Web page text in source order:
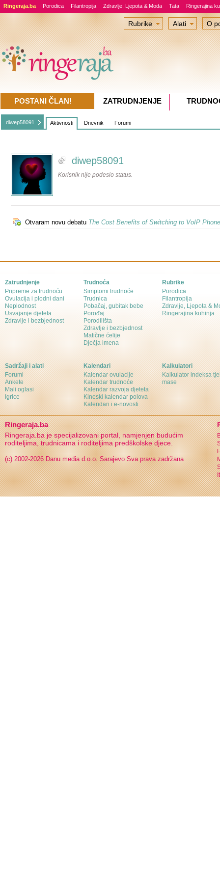
Ringeraja.ba Porodica Filantropija Zdravlje, Ljepota & Moda Tata Ringerajina
diwep58091 Aktivnosti Dnevnik Forumi
diwep58091
Korisnik nije podesio status.
Otvaram novu debatu The Cost Benefits of Switching to VoIP
Rubrike Alati O
POSTANI ČLAN! ZATRUDNJENJE
Zatrudnjenje
Pripreme za trudnoću
Ovulacija i plodni dani
Neplodnost
Usvajanje djeteta
Zdravlje i bezbjednost
Trudnoća
Simptomi trudnoće
Trudnica
Pobačaj, gubitak bebe
Porođaj
Porodilišta
Zdravlje i bezbjednost
Matične ćelije
Dječja imena
Rubrike
Porodica
Filantropija
Zdravlje, Ljepota &
Ringerajina kuhinja
Sadržaji i alati
Forumi
Ankete
Mali oglasi
Igrice
Kalendari
Kalendar ovulacije
Kalendar trudnoće
Kalendar razvoja djeteta
Kineski kalendar polova
Kalendari i e-novosti
Kalkulatori
Kalkulator indeksa
mase
Ringeraja.ba
Ringeraja.ba je specijalizovani portal, namjenjen budućim
roditeljima, trudnicama i roditeljima predškolske djece.
(c) 2002-2026 Danu media d.o.o. Sarajevo Sva prava zadržana